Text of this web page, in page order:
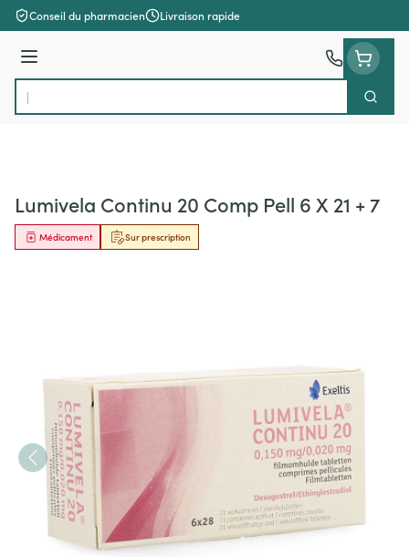
Aller au contenu
Conseil du pharmacien Livraison rapide
Menu
Rechercher
Lumivela Continu 20 Comp Pell 6 X 21 + 7
Sur prescription
Médicament